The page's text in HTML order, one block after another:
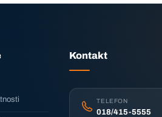
Kontakt
TELEFON
018/415-5555